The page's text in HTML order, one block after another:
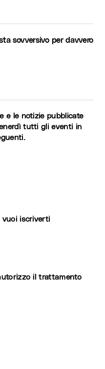
sovversivo per davvero
e le notizie pubblicate
tutti gli eventi in
vuoi iscriverti
il trattamento